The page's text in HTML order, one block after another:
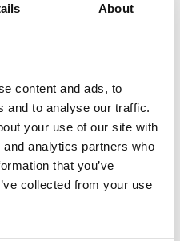
About
content and ads, to
and to analyse our traffic.
your use of our site with
analytics partners who
that you’ve
collected from your use
per sändning
för 36 kr totalt
underFler
bokar
till en av sändningarna
Boka upphämtning
fungerar här